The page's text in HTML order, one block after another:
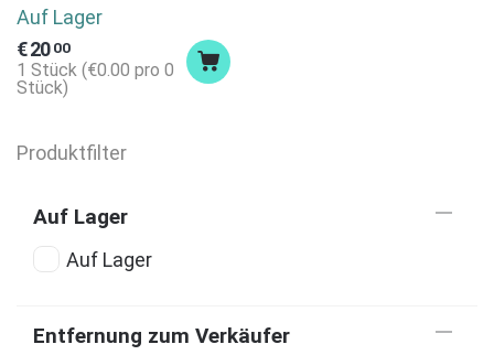
Auf Lager
€2000
1 Stück (€0.00 pro 0
Stück)
Produktfilter
Auf Lager
Auf Lager
Entfernung zum Verkäufer